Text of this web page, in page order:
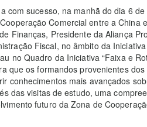
com sucesso, na manhã do dia 6 de
Comercial entre a China
Finanças, Presidente da Aliança
Fiscal, no âmbito da
no Quadro da Iniciativa “Faixa e
que os formandos provenientes
conhecimentos mais avançados
das visitas de estudo, uma
futuro da Zona de